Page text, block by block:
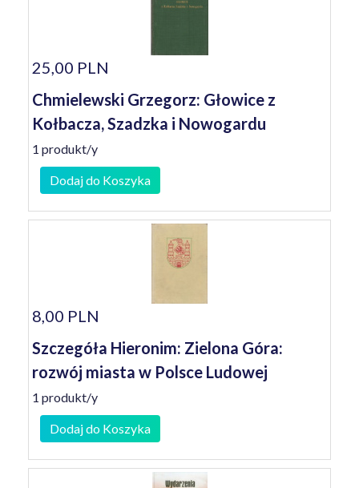
25,00 PLN
Chmielewski Grzegorz: Głowice z
Kołbacza, Szadzka i Nowogardu
1 produkt/y
Dodaj do Koszyka
8,00 PLN
Szczegóła Hieronim: Zielona Góra:
rozwój miasta w Polsce Ludowej
1 produkt/y
Dodaj do Koszyka